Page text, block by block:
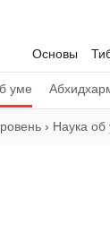
Основы
уме
› Наука об